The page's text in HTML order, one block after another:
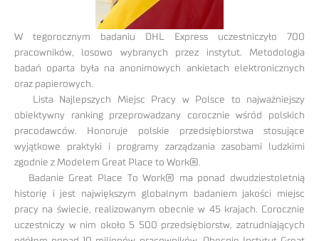
W tegorocznym badaniu DHL Express uczestniczyło 700
pracowników, losowo wybranych przez instytut. Metodologia
badań oparta była na anonimowych ankietach elektronicznych
oraz papierowych.
Lista Najlepszych Miejsc Pracy w Polsce to najważniejszy
obiektywny ranking przeprowadzany corocznie wśród polskich
pracodawców. Honoruje polskie przedsiębiorstwa stosujące
wyjątkowe praktyki i programy zarządzania zasobami ludzkimi
zgodnie z Modelem Great Place to Work®.
Badanie Great Place To Work® ma ponad dwudziestoletnią
historię i jest największym globalnym badaniem jakości miejsc
pracy na świecie, realizowanym obecnie w 45 krajach. Corocznie
uczestniczy w nim około 5 500 przedsiębiorstw, zatrudniających